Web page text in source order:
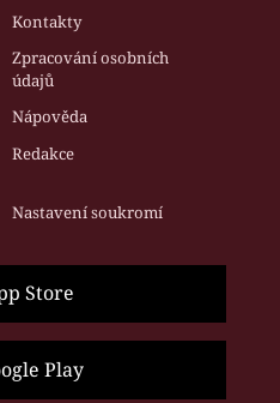
Kontakty
Zpracování osobních
údajů
Nápověda
Redakce
Nastavení soukromí
Store
Play